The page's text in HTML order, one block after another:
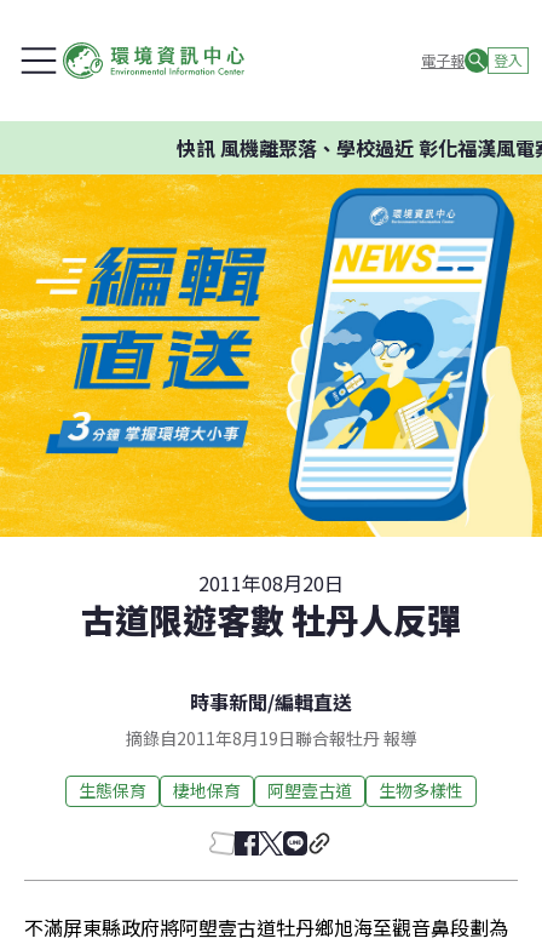
電子報 登入
快訊風機離聚落、學校過近 彰化福漢風電
2011年08月20日
古道限遊客數 牡丹人反彈
時事新聞/編輯直送
摘錄自2011年8月19日聯合報牡丹 報導
生態保育 棲地保育 阿塱壹古道 生物多樣性
不滿屏東縣政府將阿塱壹古道牡丹鄉旭海至觀音鼻段劃為